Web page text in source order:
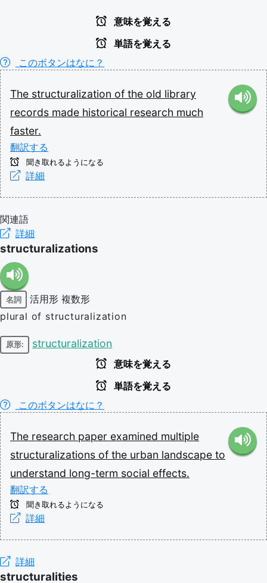
意味を覚える
単語を覚える
このボタンはなに？
The structuralization of the old library
records made historical research much
faster.
翻訳する
聞き取れるようになる
詳細
関連語
詳細
structuralizations
名詞 活用形 複数形
plural of structuralization
原形: structuralization
意味を覚える
単語を覚える
このボタンはなに？
The research paper examined multiple
structuralizations of the urban landscape to
understand long-term social effects.
翻訳する
聞き取れるようになる
詳細
詳細
structuralities